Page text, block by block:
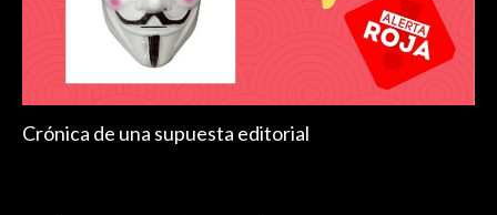
Crónica de una supuesta editorial